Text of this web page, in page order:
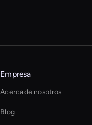
Empresa
Acerca de nosotros
Blog